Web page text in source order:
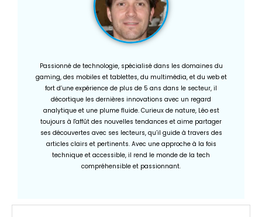
Passionné de technologie, spécialisé dans les domaines du
gaming, des mobiles et tablettes, du multimédia, et du web et
fort d’une expérience de plus de 5 ans dans le secteur, il
décortique les dernières innovations avec un regard
analytique et une plume fluide. Curieux de nature, Léo est
toujours à l'affût des nouvelles tendances et aime partager
ses découvertes avec ses lecteurs, qu’il guide à travers des
articles clairs et pertinents. Avec une approche à la fois
technique et accessible, il rend le monde de la tech
compréhensible et passionnant.